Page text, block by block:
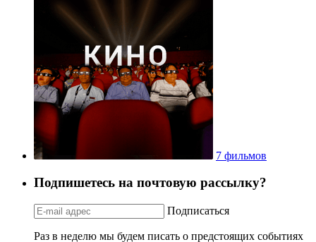
7 фильмов
Подпишетесь на почтовую рассылку?
Подписаться
Раз в неделю мы будем писать о предстоящих событиях